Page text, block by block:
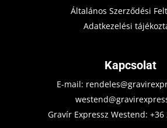
Általános Szerződési
Adatkezelési
Kapcsolat
E-mail:
Gravír Expressz Westend:+36